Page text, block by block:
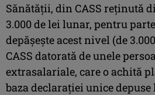
Sănătăţii, din CASS reţinută
3.000 de lei lunar, pentru
depăşeşte acest nivel (de
CASS datorată de unele
extrasalariale, care o achită
baza declaraţiei unice